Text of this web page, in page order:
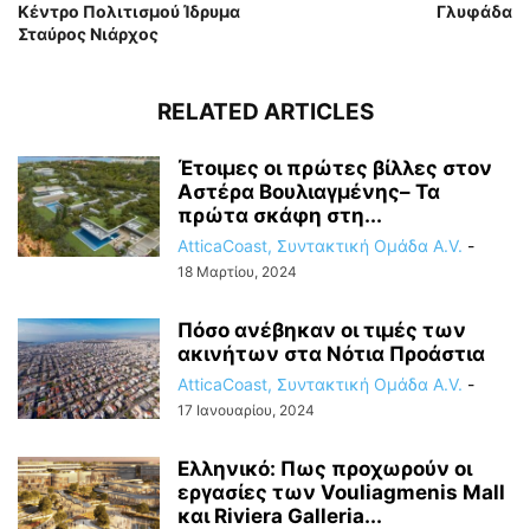
Κέντρο Πολιτισμού Ίδρυμα
Σταύρος Νιάρχος
Γλυφάδα
RELATED ARTICLES
Έτοιμες οι πρώτες βίλλες στον
Αστέρα Βουλιαγμένης– Τα
πρώτα σκάφη στη...
AtticaCoast, Συντακτική Ομάδα A.V. -
18 Μαρτίου, 2024
Πόσο ανέβηκαν οι τιμές των
ακινήτων στα Νότια Προάστια
AtticaCoast, Συντακτική Ομάδα A.V. -
17 Ιανουαρίου, 2024
Ελληνικό: Πως προχωρούν οι
εργασίες των Vouliagmenis Mall
και Riviera Galleria...